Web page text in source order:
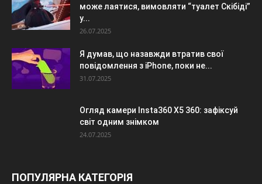
може лаятися, вимовляти “туалет Скібіді”
у...
26.07.2025
Я думав, що назавжди втратив свої
повідомлення з iPhone, поки не...
31.07.2025
Огляд камери Insta360 X5 360: зафіксуй
світ одним знімком
24.07.2025
ПОПУЛЯРНА КАТЕГОРІЯ